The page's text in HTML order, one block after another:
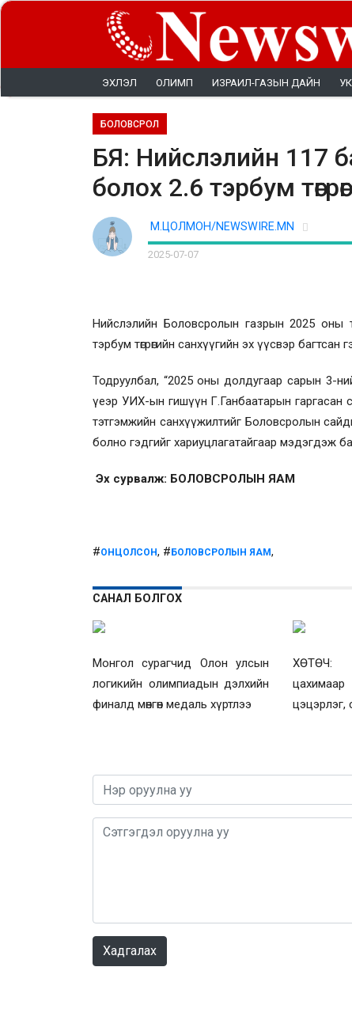
ЭХЛЭЛ ОЛИМП ИЗРАИЛ-ГАЗЫН ДАЙН
БОЛОВСРОЛ
БЯ: Нийслэлийн 117
болох 2.6 тэрбум
М.ЦОЛМОН/NEWSWIRE.MN
2025-07-07
Нийслэлийн Боловсролын газрын 2025 оны
тэрбум төгрөгийн санхүүгийн эх үүсвэр
Тодруулбал, “2025 оны долдугаар сарын 3-
үеэр УИХ-ын гишүүн Г.Ганбаатарын гаргасан
тэтгэмжийн санхүүжилтийг Боловсролын
болно гэдгийг хариуцлагатайгаар мэдэгдэж
Эх сурвалж: БОЛОВСРОЛЫН ЯАМ
#ОНЦОЛСОН, # БОЛОВСРОЛЫН ЯАМ,
САНАЛ БОЛГОХ
Монгол сурагчид Олон улсын
логикийн олимпиадын дэлхийн
финалд мөнгөн медаль хүртлээ
ХӨТӨЧ:
цэцэрлэг,
Хадгалах